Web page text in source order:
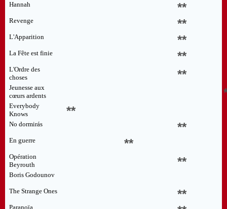
Hannah **
Revenge **
L'Apparition **
La Fête est finie **
L'Ordre des
choses
**
Jeunesse aux
cœurs ardents
Everybody
Knows
**
No dormirás **
En guerre **
Opération
Beyrouth
**
Boris Godounov
The Strange Ones **
Paranoïa